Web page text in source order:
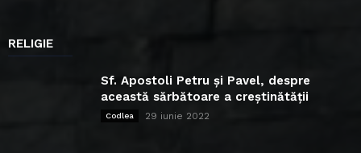
RELIGIE
Sf. Apostoli Petru și Pavel, despre
această sărbătoare a creștinătății
Codlea 29 iunie 2022